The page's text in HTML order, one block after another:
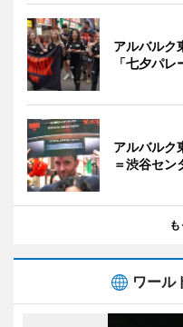
アルバルク
「七夕パレ
アルバルク
＝渋谷セン
ワール